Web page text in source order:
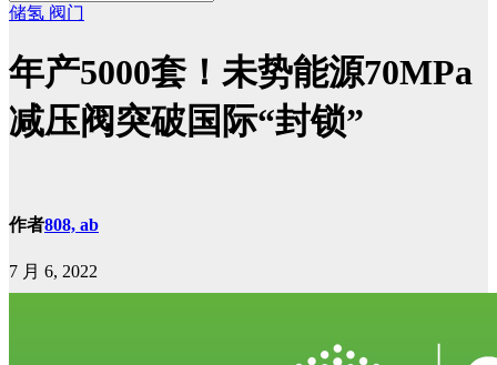
储氢 阀门
年产5000套！未势能源70MPa
减压阀突破国际“封锁”
作者808, ab
7 月 6, 2022